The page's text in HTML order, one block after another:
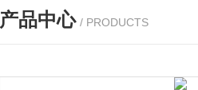
产品中心 / PRODUCTS